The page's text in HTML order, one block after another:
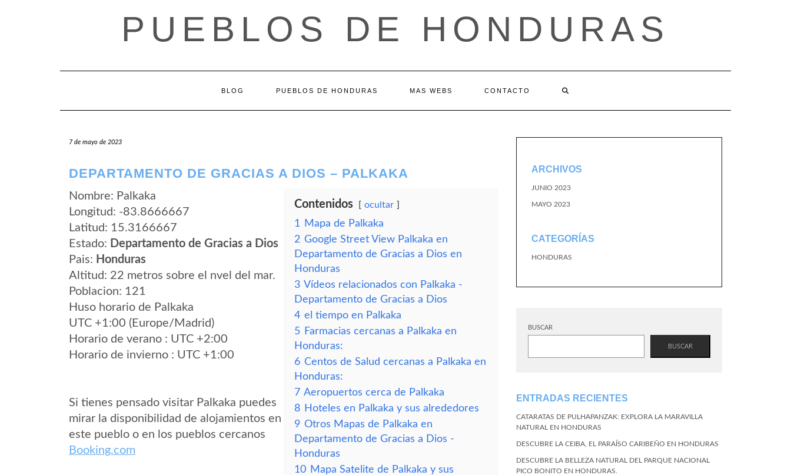
PUEBLOS DE HONDURAS
BLOG PUEBLOS DE HONDURAS MAS WEBS CONTACTO
7 de mayo de 2023
DEPARTAMENTO DE GRACIAS A DIOS – PALKAKA
Nombre: Palkaka
Longitud: -83.8666667
Latitud: 15.3166667
Estado: Departamento de Gracias a Dios
Pais: Honduras
Altitud: 22 metros sobre el nvel del mar.
Poblacion: 121
Huso horario de Palkaka
UTC +1:00 (Europe/Madrid)
Horario de verano : UTC +2:00
Horario de invierno : UTC +1:00
Si tienes pensado visitar Palkaka puedes
mirar la disponibilidad de alojamientos en
este pueblo o en los pueblos cercanos
Booking.com
Contenidos ocultar
1
Mapa de Palkaka
2 Google Street View Palkaka en
Departamento de Gracias a Dios en
Honduras
3 Vídeos relacionados con Palkaka -
Departamento de Gracias a Dios
4 el tiempo en Palkaka
5 Farmacias cercanas a Palkaka en
Honduras:
6 Centos de Salud cercanas a Palkaka en
Honduras:
7 Aeropuertos cerca de Palkaka
8 Hoteles en Palkaka y sus alrededores
9 Otros Mapas de Palkaka en
Departamento de Gracias a Dios -
Honduras
10 Mapa Satelite de Palkaka y sus
ARCHIVOS
JUNIO 2023
MAYO 2023
CATEGORÍAS
HONDURAS
BUSCAR
BUSCAR
ENTRADAS RECIENTES
CATARATAS DE PULHAPANZAK: EXPLORA LA MARAVILLA
NATURAL EN HONDURAS
DESCUBRE LA CEIBA, EL PARAÍSO CARIBEÑO EN HONDURAS
DESCUBRE LA BELLEZA NATURAL DEL PARQUE NACIONAL
PICO BONITO EN HONDURAS.